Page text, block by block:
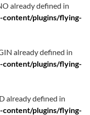
already defined in
plugins/flying-
already defined in
plugins/flying-
already defined in
plugins/flying-